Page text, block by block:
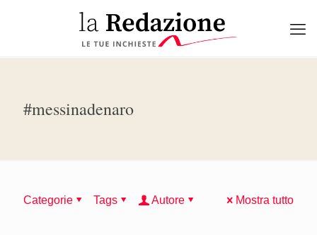
#messinadenaro
Categorie Tags Autore Mostra tutto